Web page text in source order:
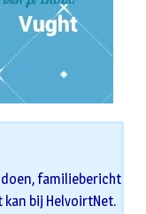
familiebericht
bij HelvoirtNet.